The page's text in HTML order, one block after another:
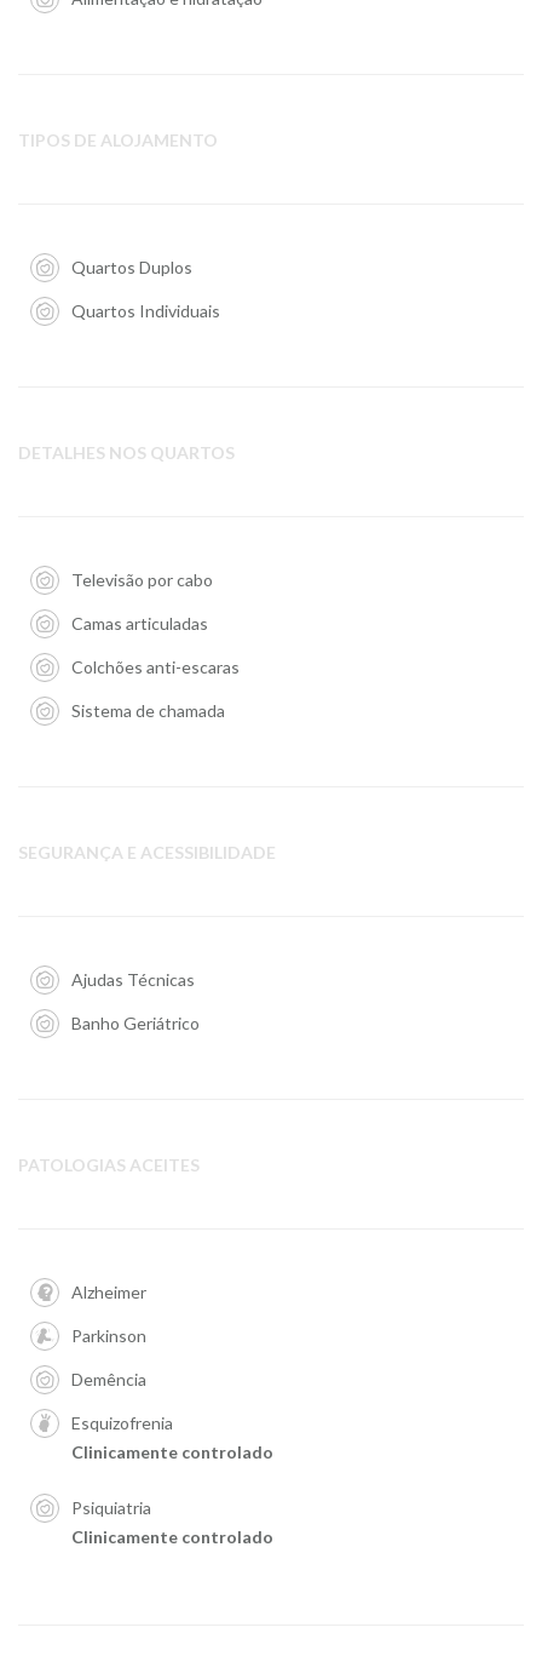
TIPOS DE ALOJAMENTO
Quartos Duplos
Quartos Individuais
DETALHES NOS QUARTOS
Televisão por cabo
Camas articuladas
Colchões anti-escaras
Sistema de chamada
SEGURANÇA E ACESSIBILIDADE
Ajudas Técnicas
Banho Geriátrico
PATOLOGIAS ACEITES
Alzheimer
Parkinson
Demência
Esquizofrenia
Clinicamente controlado
Psiquiatria
Clinicamente controlado